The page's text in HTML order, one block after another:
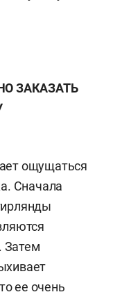
ЗАКАЗАТЬ
ощущаться
Сначала
Затем
ее очень